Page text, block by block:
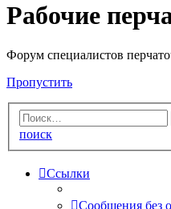
Рабочие
Форум специалистов
Пропустить
поиск
Ссылки
Сообщения без